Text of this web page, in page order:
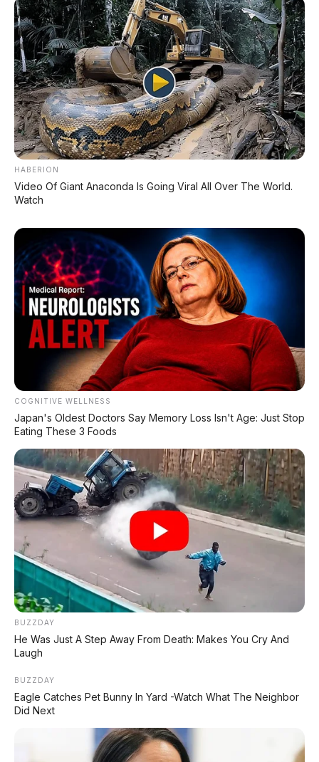
Leapmotor B01: Sedan Listrik Kompak 800V
dengan Range 670 Km
Huawei AITO M9: SUV Premium 903 HP dengan
Teknologi Huawei Full-Stack
Xpeng GX: SUV Full-Size Premium dengan AI
Turing & Range 1.585 Km
Siap Tantang Land Cruiser!
MG 4X: SUV Listrik Kompak dengan Baterai
Semi-Solid-State & Range 610 Km
HABERION
Video Of Giant Anaconda Is Going Viral All Over The World.
Watch
COGNITIVE WELLNESS
Japan's Oldest Doctors Say Me​mory Lo​ss Isn't Age: Just Stop
Eating These 3 Foods
BUZZDAY
He Was Just A Step Away From Death: Makes You Cry And
Laugh
BUZZDAY
Eagle Catches Pet Bunny In Yard -Watch What The Neighbor
Did Next